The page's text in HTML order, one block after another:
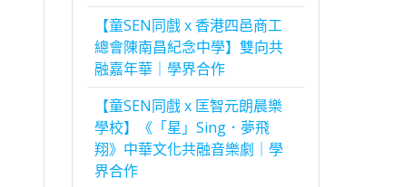
【童SEN同戲 x 香港四邑商工
總會陳南昌紀念中學】雙向共
融嘉年華｜學界合作
【童SEN同戲 x 匡智元朗晨樂
學校】《「星」Sing．夢飛
翔》中華文化共融音樂劇｜學
界合作